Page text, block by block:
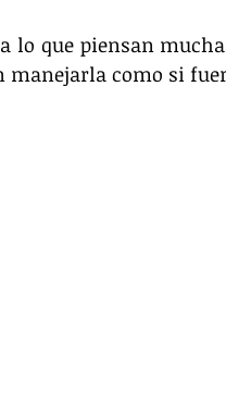
que piensan
manejarla como si